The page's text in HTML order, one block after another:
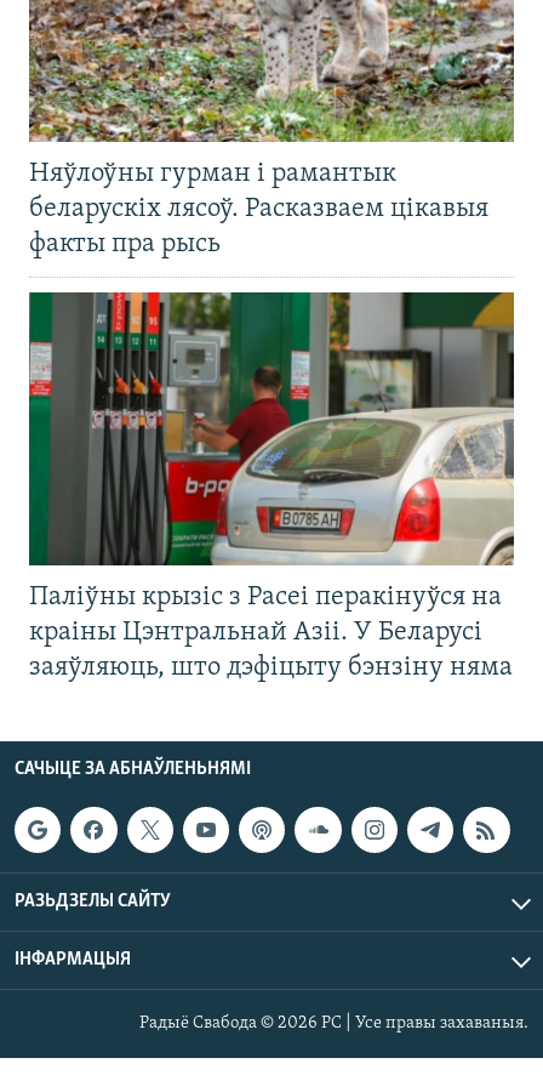
Няўлоўны гурман і рамантык
беларускіх лясоў. Расказваем цікавыя
факты пра рысь
Паліўны крызіс з Расеі перакінуўся на
краіны Цэнтральнай Азіі. У Беларусі
заяўляюць, што дэфіцыту бэнзіну няма
САЧЫЦЕ ЗА АБНАЎЛЕНЬНЯМІ
РАЗЬДЗЕЛЫ САЙТУ
ІНФАРМАЦЫЯ
Радыё Свабода © 2026 РС | Усе правы захаваныя.